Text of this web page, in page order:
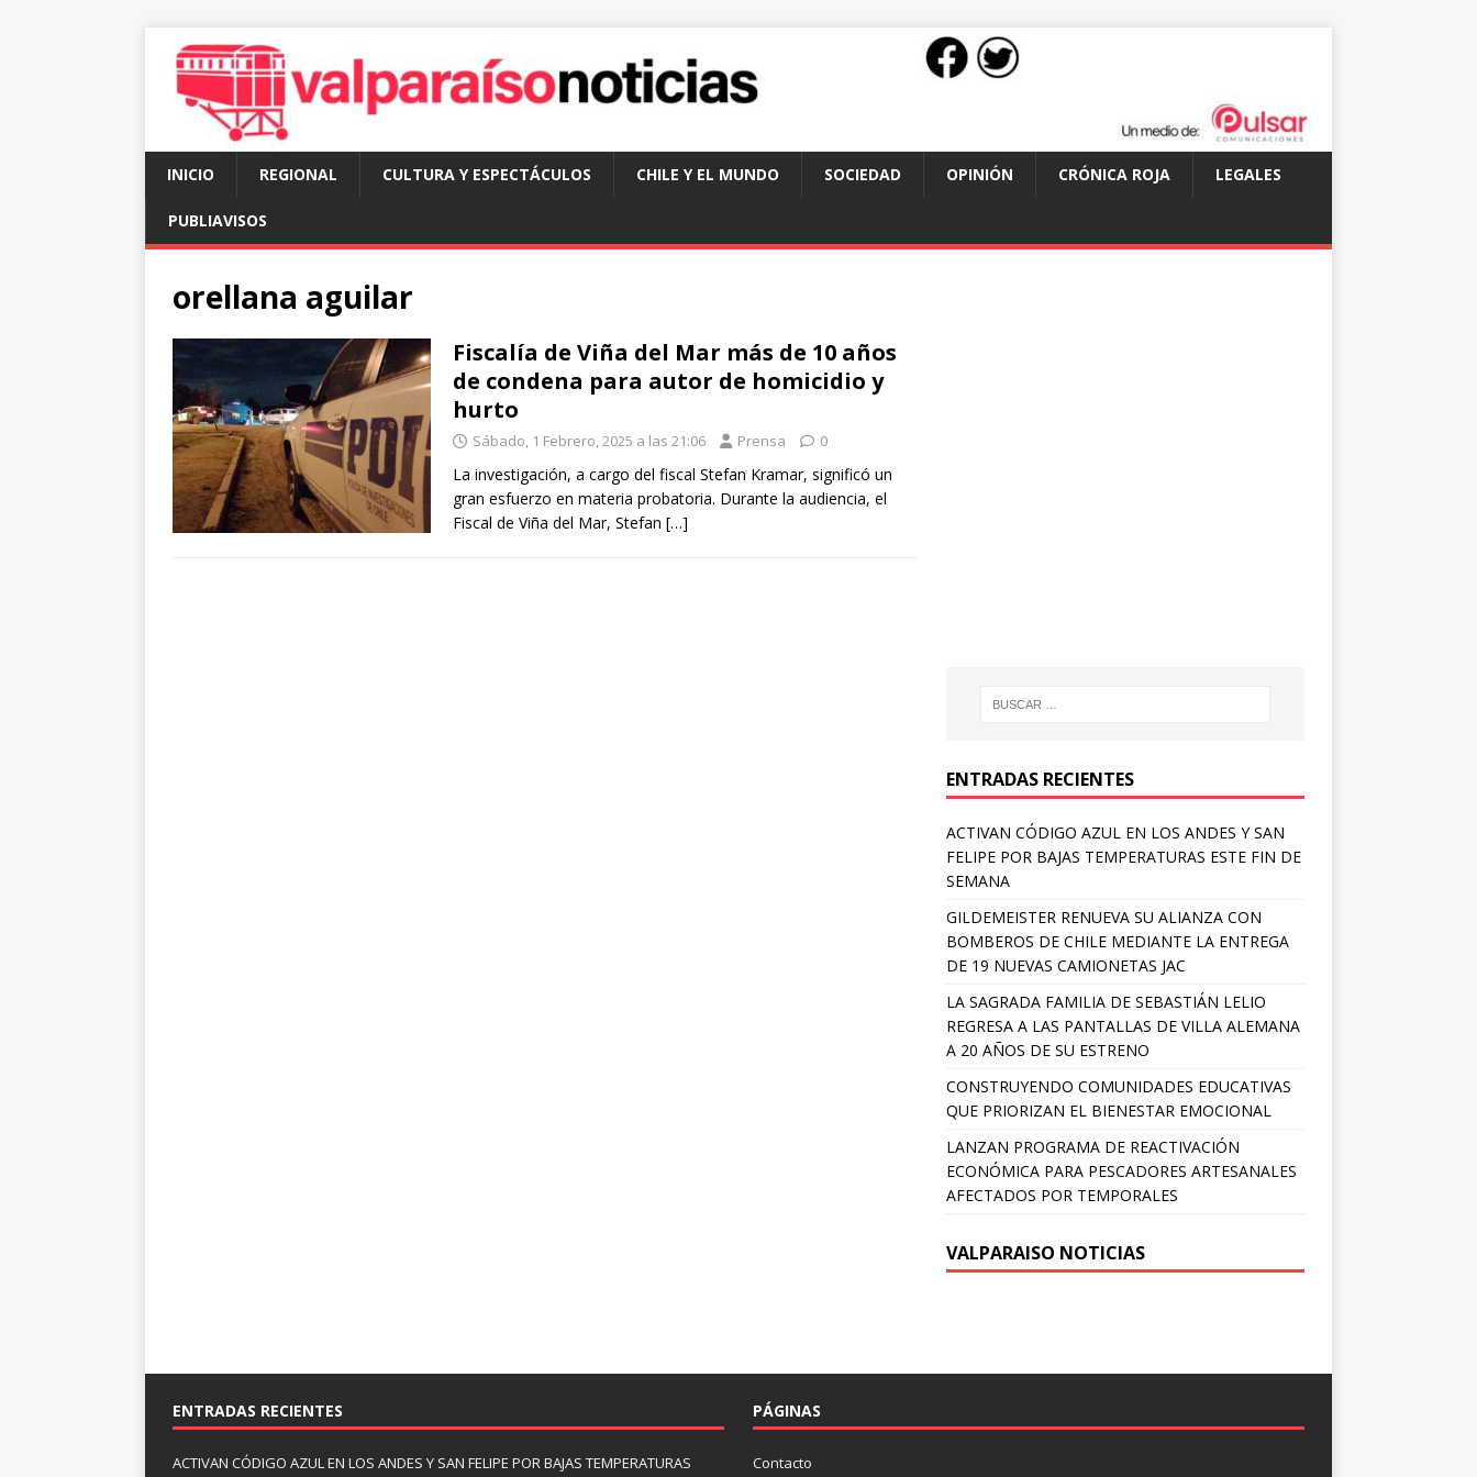
INICIO REGIONAL CULTURA Y ESPECTÁCULOS CHILE Y EL MUNDO SOCIEDAD OPINIÓN CRÓNICA ROJA LEGALES
PUBLIAVISOS
orellana aguilar
Fiscalía de Viña del Mar más de 10 años
de condena para autor de homicidio y
hurto
Sábado, 1 Febrero, 2025 a las 21:06 Prensa 0
La investigación, a cargo del fiscal Stefan Kramar, significó un
gran esfuerzo en materia probatoria. Durante la audiencia, el
Fiscal de Viña del Mar, Stefan […]
ENTRADAS RECIENTES
ACTIVAN CÓDIGO AZUL EN LOS ANDES Y SAN
FELIPE POR BAJAS TEMPERATURAS ESTE FIN DE
SEMANA
GILDEMEISTER RENUEVA SU ALIANZA CON
BOMBEROS DE CHILE MEDIANTE LA ENTREGA
DE 19 NUEVAS CAMIONETAS JAC
LA SAGRADA FAMILIA DE SEBASTIÁN LELIO
REGRESA A LAS PANTALLAS DE VILLA ALEMANA
A 20 AÑOS DE SU ESTRENO
CONSTRUYENDO COMUNIDADES EDUCATIVAS
QUE PRIORIZAN EL BIENESTAR EMOCIONAL
LANZAN PROGRAMA DE REACTIVACIÓN
ECONÓMICA PARA PESCADORES ARTESANALES
AFECTADOS POR TEMPORALES
VALPARAISO NOTICIAS
ENTRADAS RECIENTES
ACTIVAN CÓDIGO AZUL EN LOS ANDES Y SAN FELIPE POR BAJAS TEMPERATURAS
PÁGINAS
Contacto